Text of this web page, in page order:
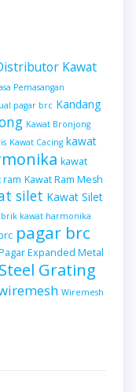
Kawat
Pemasangan
pagar brc Kandang
Kawat Bronjong
Kawat Cacing kawat
kawat
ram Kawat Ram Mesh
silet Kawat Silet
kawat harmonika
pagar brc
Expanded Metal
Steel Grating
Wiremesh